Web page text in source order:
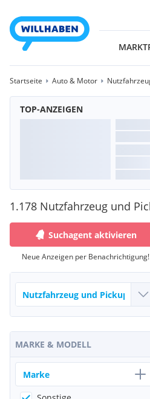
Startseite Auto & Motor
TOP-ANZEIGEN
1.178 Nutzfahrzeug und
Suchagent aktivieren
Neue Anzeigen per Benachrichtigung!
MARKE & MODELL
Marke